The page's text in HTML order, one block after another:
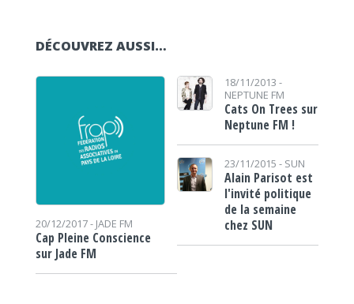
DÉCOUVREZ AUSSI…
20/12/2017 - JADE FM
Cap Pleine Conscience
sur Jade FM
18/11/2013 -
NEPTUNE FM
Cats On Trees sur
Neptune FM !
23/11/2015 - SUN
Alain Parisot est
l'invité politique
de la semaine
chez SUN